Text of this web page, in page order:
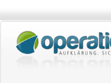
springen